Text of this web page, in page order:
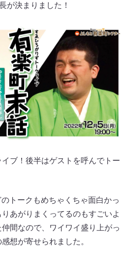
が決まりました！
ブ！後半はゲストを呼んでトー
トークもめちゃくちゃ面白かっ
あがりまくってるのもすごいよ
間なので、ワイワイ盛り上がっ
想が寄せられました。